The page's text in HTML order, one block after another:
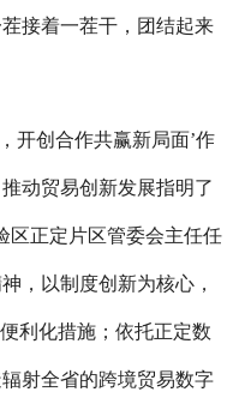
接着一茬干，团结起来
创合作共赢新局面’作
动贸易创新发展指明了
区正定片区管委会主任任
，以制度创新为核心，
利化措施；依托正定数
射全省的跨境贸易数字